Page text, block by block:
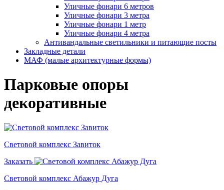
Уличные фонари 6 метров
Уличные фонари 3 метра
Уличные фонари 1 метр
Уличные фонари 4 метра
Антивандальные светильники и питающие посты
Закладные детали
МАФ (малые архитектурные формы)
Парковые опоры
декоративные
Световой комплекс Завиток
Заказать
Световой комплекс Абажур Дуга